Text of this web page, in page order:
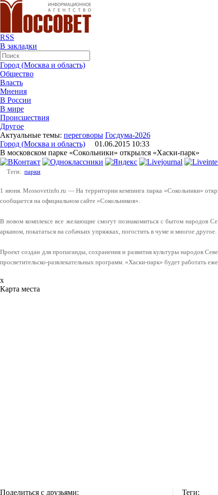
RSS
В закладки
Город (Москва и область)
Общество
Власть
Мнения
В России
В мире
Происшествия
Другое
Актуальные темы: переговоры Госдума-2026
Город (Москва и область) 01.06.2015 10:33
В московском парке «Сокольники» открылся «Хаски-парк»
Теги: парки
1 июня. Mossovetinfo.ru — На территории кемпинга парка «Сокольники»
сообщается на официальном сайте «Сокольников».
В новом комплексе все желающие смогут познакомиться с бытом народов
арканом, покататься на собачьих упряжках, погостить в чуме и многое другое.
Проект создан для пропаганды, сохранения и развития культуры народов
просветительско-развлекательных программ. «Хаски-парк» будет работать
x
Карта места
Поделиться с друзьями:
Теги: